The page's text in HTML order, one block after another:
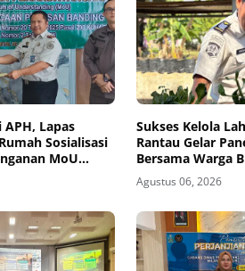
Lapas
Sosialisasi
MoU
Sukses Kelola
Rantau Gelar
Bersama Warga
Agustus 06, 2026